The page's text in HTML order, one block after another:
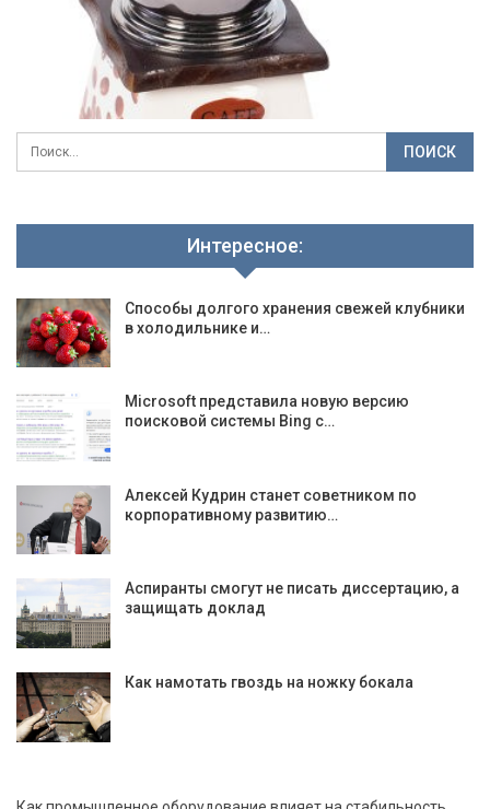
Интересное:
Способы долгого хранения свежей клубники
в холодильнике и…
Microsoft представила новую версию
поисковой системы Bing с…
Алексей Кудрин станет советником по
корпоративному развитию…
Аспиранты смогут не писать диссертацию, а
защищать доклад
Как намотать гвоздь на ножку бокала